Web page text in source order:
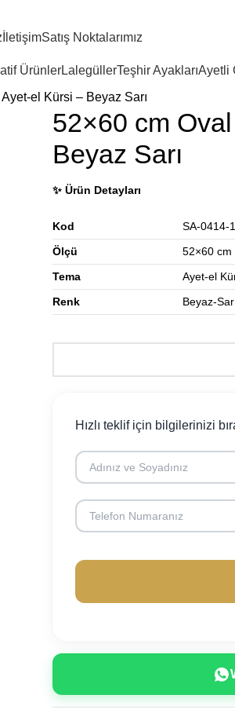
İletişimSatış Noktalarımız
ÜrünlerLalegüllerTeşhir AyaklarıAyetli
el Kürsi – Beyaz Sarı
52×60 cm
Beyaz Sarı
✨ Ürün Detayları
Kod
SA-0414-
Ölçü
52×60 cm
Tema
Ayet-el
Renk
Beyaz-
Hızlı teklif için bilgilerinizi